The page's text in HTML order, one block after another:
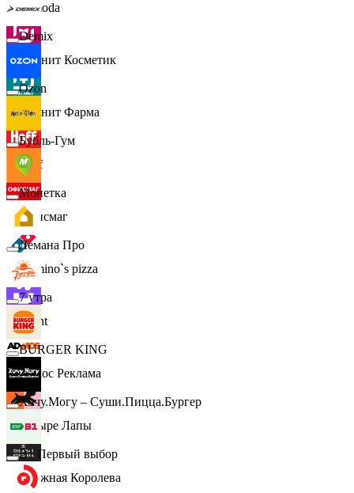
Lamoda
Магнит Косметик
Магнит Фарма
Hoff
Офисмаг
Domino`s pizza
Urent
Эдмос Реклама
Четыре Лапы
Снежная Королева
Demix
Ozon
Бубль-Гум
Монетка
Лемана Про
7 утра
BURGER KING
Хочу.Могу – Суши.Пицца.Бургер
B1 Первый выбор